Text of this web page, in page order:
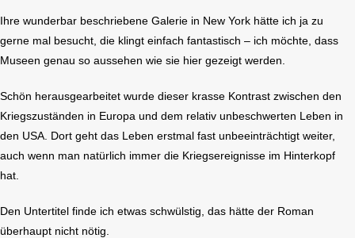
Ihre wunderbar beschriebene Galerie in New York hätte ich ja zu
gerne mal besucht, die klingt einfach fantastisch – ich möchte, dass
Museen genau so aussehen wie sie hier gezeigt werden.
Schön herausgearbeitet wurde dieser krasse Kontrast zwischen den
Kriegszuständen in Europa und dem relativ unbeschwerten Leben in
den USA. Dort geht das Leben erstmal fast unbeeinträchtigt weiter,
auch wenn man natürlich immer die Kriegsereignisse im Hinterkopf
hat.
Den Untertitel finde ich etwas schwülstig, das hätte der Roman
überhaupt nicht nötig.